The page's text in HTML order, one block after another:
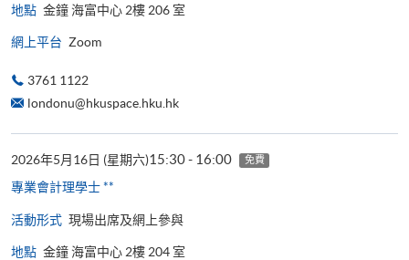
地點 金鐘 海富中心 2樓 206 室
網上平台 Zoom
3761 1122
londonu@hkuspace.hku.hk
2026年5月16日 (星期六)15:30 - 16:00 免費
專業會計理學士 **
活動形式 現場出席及網上參與
地點 金鐘 海富中心 2樓 204 室